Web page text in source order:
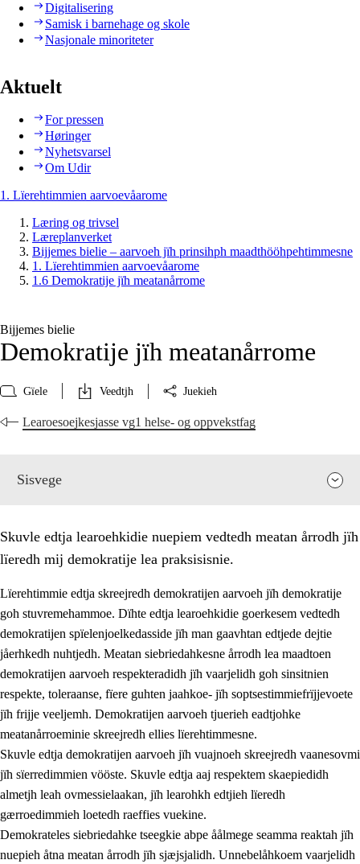
Digitalisering
Samisk i barnehage og skole
Nasjonale minoriteter
Aktuelt
For pressen
Høringer
Nyhetsvarsel
Om Udir
1. Lïerehtimmien aarvoevåarome
Læring og trivsel
Læreplanverket
Bijjemes bielie – aarvoeh jïh prinsihph maadthööhpehtimmesne
1. Lïerehtimmien aarvoevåarome
1.6 Demokratije jïh meatanårrome
Bijjemes bielie
Demokratije jïh meatanårrome
Gïele Veedtjh Juekieh
Learoesoejkesjasse vg1 helse- og oppvekstfag
Sisvege
1. Lïerehtimmien aarvoevåarome
1.1 Almetjeaarvoe
1.2 Identiteete jïh kulturellen gellievoete
1.3 Laejhtehks ussjedimmie jïh etihkeles vuajnoe
1.4
Skaepiedimmievoeteaavoe, eadtjohkevoete jïh
goerehtimmievæljoe
Skuvle edtja learoehkidie nuepiem vedtedh meatan årrodh jïh
lïeredh mij demokratije lea praksisisnie.
Lïerehtimmie edtja skreejredh demokratijen aarvoeh jïh demokratije
goh stuvremehammoe. Dïhte edtja learoehkidie goerkesem vedtedh
demokratijen spïelenjoelkedasside jïh man gaavhtan edtjede dejtie
jåerhkedh nuhtjedh. Meatan siebriedahkesne årrodh lea maadtoen
demokratijen aarvoeh respekteradidh jïh vaarjelidh goh sinsitnien
respekte, toleraanse, fïere guhten jaahkoe- jïh soptsestimmiefrïjjevoete
jïh frijje veeljemh. Demokratijen aarvoeh tjuerieh eadtjohke
meatanårroeminie skreejredh ellies lïerehtimmesne.
Skuvle edtja demokratijen aarvoeh jïh vuajnoeh skreejredh vaanesovmi
jïh sïerredimmien vööste. Skuvle edtja aaj respektem skaepiedidh
almetjh leah ovmessielaakan, jïh learohkh edtjieh lïeredh
gærroedimmieh loetedh raeffies vuekine.
Demokrateles siebriedahke tseegkie abpe åålmege seamma reaktah jïh
nuepieh åtna meatan årrodh jïh sjæjsjalidh. Unnebelåhkoem vaarjelidh